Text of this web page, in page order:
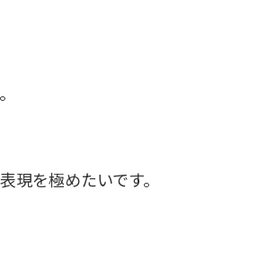
現を極めたいです。